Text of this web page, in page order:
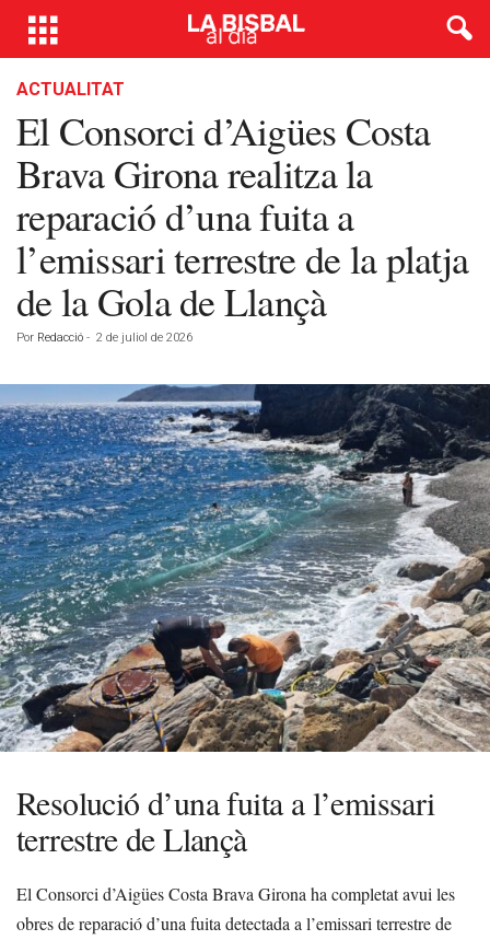
ACTUALITAT
El Consorci d’Aigües Costa
Brava Girona realitza la
reparació d’una fuita a
l’emissari terrestre de la platja
de la Gola de Llançà
Por Redacció - 2 de juliol de 2026
Resolució d’una fuita a l’emissari
terrestre de Llançà
El Consorci d’Aigües Costa Brava Girona ha completat avui les
obres de reparació d’una fuita detectada a l’emissari terrestre de